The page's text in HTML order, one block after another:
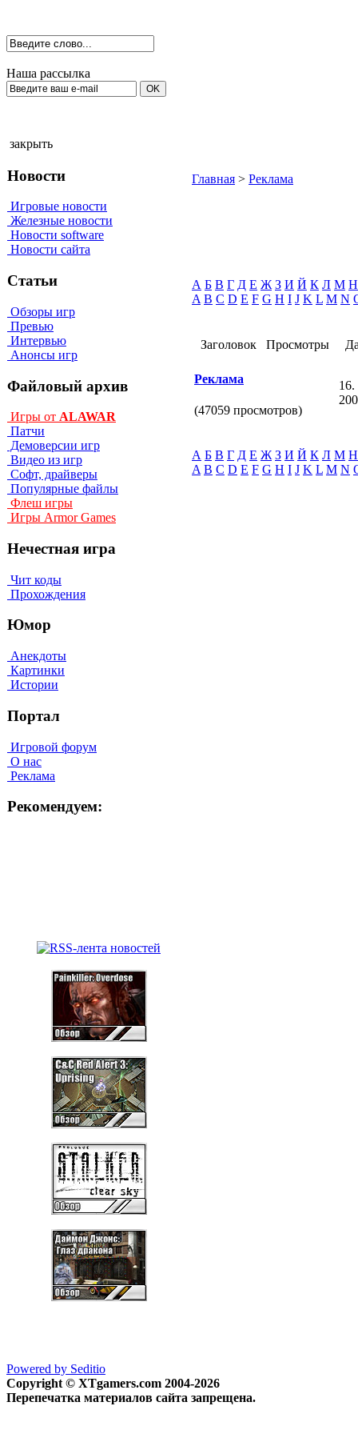
Наша рассылка
закрыть
Новости
Игровые новости
Железные новости
Новости software
Новости сайта
Статьи
Обзоры игр
Превью
Интервью
Анонсы игр
Файловый архив
Игры от ALAWAR
Патчи
Демоверсии игр
Видео из игр
Софт, драйверы
Популярные файлы
Флеш игры
Игры Armor Games
Нечестная игра
Чит коды
Прохождения
Юмор
Анекдоты
Картинки
Истории
Портал
Игровой форум
О нас
Реклама
Рекомендуем:
Главная > Реклама
А Б В Г Д Е Ж З И Й К Л М Н
A B C D E F G H I J K L M N
Заголовок Просмотры
Реклама
(47059 просмотров)
16.
А Б В Г Д Е Ж З И Й К Л М Н
A B C D E F G H I J K L M N
Powered by Seditio
Copyright © XTgamers.com 2004-2026
Перепечатка материалов сайта запрещена.